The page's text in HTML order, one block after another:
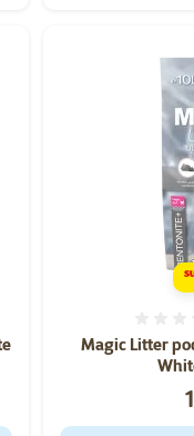
hodnotení: 3
Magic Litter